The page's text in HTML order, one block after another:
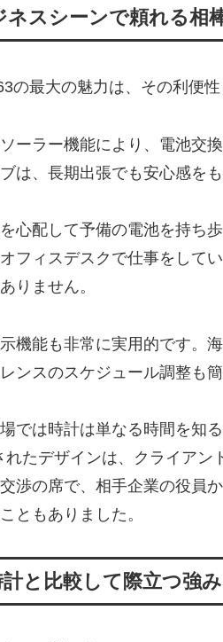
ネスシーンで頼れる相
の最大の魅力は、その利便
ーラー機能により、電池交
は、長期出張でも安心感をも
心配して予備の電池を持ち
フィスデスクで仕事をして
りません。
機能も非常に実用的です。
ンスのスケジュール調整も簡
では時計は単なる時間を知
たデザインは、クライアン
渉の席で、相手企業の役員
ともありました。
と比較して際立つ強み